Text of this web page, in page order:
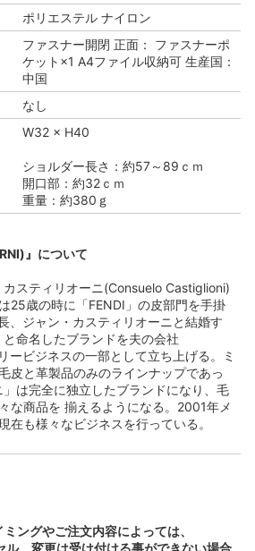
ポリエステル ナイロン
ファスナー開閉 正面： ファスナーポ
ケット×1 A4ファイル収納可 生産国：
中国
なし
W32 × H40
ショルダー長さ：約57～89ｃｍ
開口部：約32ｃｍ
重量：約380ｇ
』について
スティリオーニ(Consuelo Castiglioni)
25歳の時に「FENDI」の皮部門を手掛
、ジャン・カスティリオーニと結婚す
命名したブランドを夫の会社
ービジネスの一部として立ち上げる。ミ
皮と革製品のみのラインナップであっ
は完全に独立したブランドになり、毛
な商品を 揃えるようになる。2001年メ
在も様々なビジネスを行っている。
ングやご注文内容によっては、